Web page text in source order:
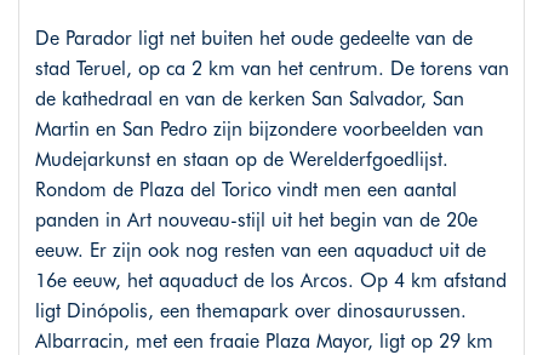
De Parador ligt net buiten het oude gedeelte van de
stad Teruel, op ca 2 km van het centrum. De torens van
de kathedraal en van de kerken San Salvador, San
Martin en San Pedro zijn bijzondere voorbeelden van
Mudejarkunst en staan op de Werelderfgoedlijst.
Rondom de Plaza del Torico vindt men een aantal
panden in Art nouveau-stijl uit het begin van de 20e
eeuw. Er zijn ook nog resten van een aquaduct uit de
16e eeuw, het aquaduct de los Arcos. Op 4 km afstand
ligt Dinópolis, een themapark over dinosaurussen.
Albarracin, met een fraaie Plaza Mayor, ligt op 29 km